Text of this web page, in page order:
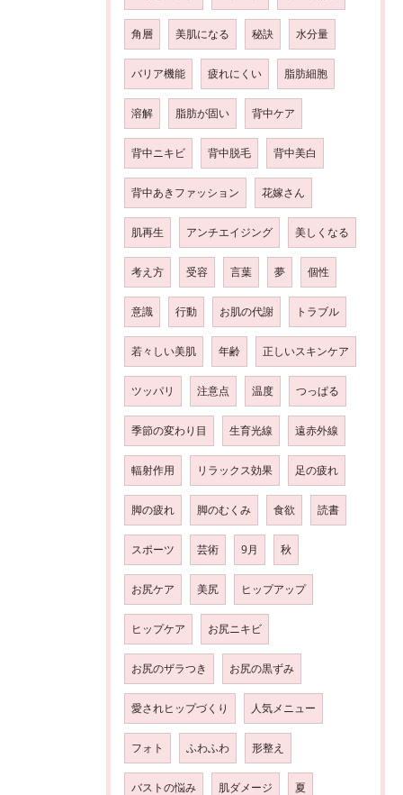
角層 美肌になる 秘訣 水分量
バリア機能 疲れにくい 脂肪細胞
溶解 脂肪が固い 背中ケア
背中ニキビ 背中脱毛 背中美白
背中あきファッション 花嫁さん
肌再生 アンチエイジング 美しくなる
考え方 受容 言葉 夢 個性
意識 行動 お肌の代謝 トラブル
若々しい美肌 年齢 正しいスキンケア
ツッパリ 注意点 温度 つっぱる
季節の変わり目 生育光線 遠赤外線
輻射作用 リラックス効果 足の疲れ
脚の疲れ 脚のむくみ 食欲 読書
スポーツ 芸術 9月 秋
お尻ケア 美尻 ヒップアップ
ヒップケア お尻ニキビ
お尻のザラつき お尻の黒ずみ
愛されヒップづくり 人気メニュー
フォト ふわふわ 形整え
バストの悩み 肌ダメージ 夏